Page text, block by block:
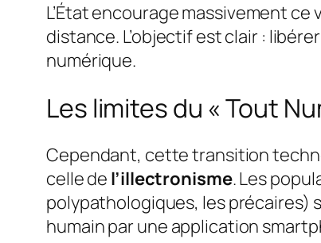
L’État encourage massivement
distance. L’objectif est clair :
numérique.
Les limites du « Tout
Cependant, cette transition
celle de l’illectronisme. Les
polypathologiques, les précaires)
humain par une application